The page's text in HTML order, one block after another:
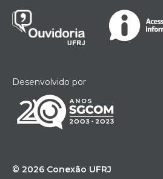
Desenvolvido por
© 2026 Conexão UFRJ